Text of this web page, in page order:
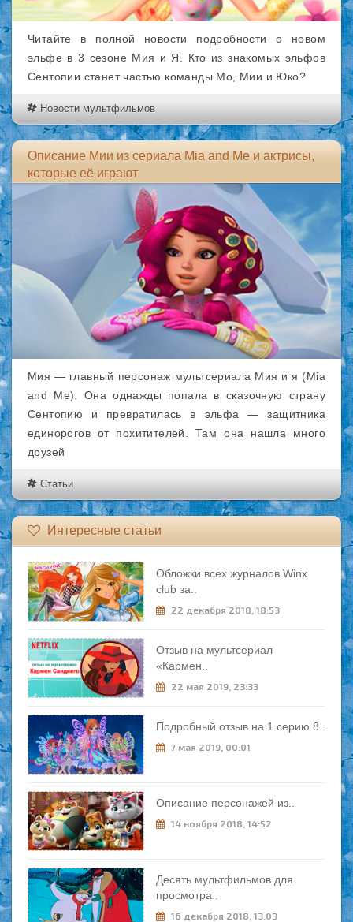
Читайте в полной новости подробности о новом
эльфе в 3 сезоне Мия и Я. Кто из знакомых эльфов
Сентопии станет частью команды Мо, Мии и Юко?
Новости мультфильмов
Описание Мии из сериала Mia and Me и актрисы,
которые её играют
Мия — главный персонаж мультсериала Мия и я (Mia
and Me). Она однажды попала в сказочную страну
Сентопию и превратилась в эльфа — защитника
единорогов от похитителей. Там она нашла много
друзей
Статьи
Интересные статьи
Обложки всех журналов Winx
club за..
22 декабря 2018, 18:53
Отзыв на мультсериал
«Кармен..
22 мая 2019, 23:33
Подробный отзыв на 1 серию 8..
7 мая 2019, 00:01
Описание персонажей из..
14 ноября 2018, 14:52
Десять мультфильмов для
просмотра..
16 декабря 2018, 13:03